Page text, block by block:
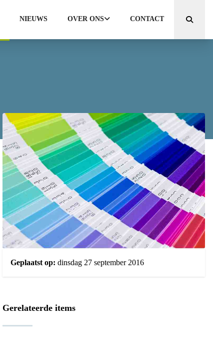
NIEUWS OVER ONS CONTACT
Zoeken
Geplaatst op: dinsdag 27 september 2016
Gerelateerde items